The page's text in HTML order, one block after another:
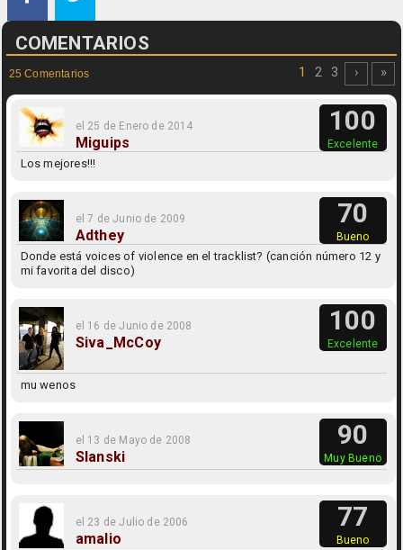
COMENTARIOS
25 Comentarios 1 2 3 › »
100
Excelente
el 25 de Enero de 2014
Miguips
Los mejores!!!
70
Bueno
el 7 de Junio de 2009
Adthey
Donde está voices of violence en el tracklist? (canción número 12 y
mi favorita del disco)
100
Excelente
el 16 de Junio de 2008
Siva_McCoy
mu wenos
90
Muy Bueno
el 13 de Mayo de 2008
Slanski
77
Bueno
el 23 de Julio de 2006
amalio